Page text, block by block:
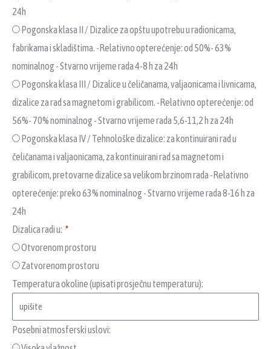
24h
Pogonska klasa II / Dizalice za opštu upotrebu u radionicama,
fabrikama i skladištima. -Relativno opterećenje: od 50%- 63%
nominalnog - Stvarno vrijeme rada 4-8 h za 24h
Pogonska klasa III / Dizalice u čeličanama, valjaonicama i livnicama,
dizalice za rad sa magnetom i grabilicom. -Relativno opterećenje: od
56%- 70% nominalnog - Stvarno vrijeme rada 5,6-11,2 h za 24h
Pogonska klasa IV / Tehnološke dizalice: za kontinuirani rad u
čeličanama i valjaonicama, za kontinuirani rad sa magnetom i
grabilicom, pretovarne dizalice sa velikom brzinom rada -Relativno
opterećenje: preko 63% nominalnog - Stvarno vrijeme rada 8-16 h za
24h
Dizalica radi u:
Otvorenom prostoru
Zatvorenom prostoru
Temperatura okoline (upisati prosječnu temperaturu):
Posebni atmosferski uslovi: